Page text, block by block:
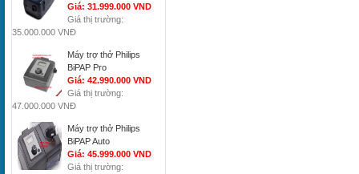
Giá: 31.999.000 VND
Giá thị trường:
35.000.000 VNĐ
Máy trợ thở Philips
BiPAP Pro
Giá: 42.990.000 VND
Giá thị trường:
47.000.000 VNĐ
Máy trợ thở Philips
BiPAP Auto
Giá: 45.999.000 VND
Giá thị trường: